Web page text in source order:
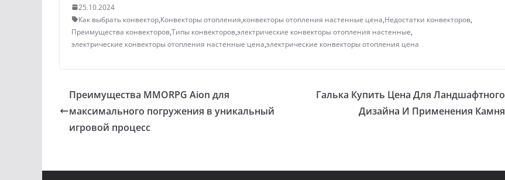
25.10.2024
Как выбрать конвектор,Конвекторы отопления,конвекторы отопления настенные цена,Недостатки конвекторов,
Преимущества конвекторов,Типы конвекторов,электрические конвекторы отопления настенные,
электрические конвекторы отопления настенные цена,электрические конвекторы отопления цена
Преимущества MMORPG Aion для
максимального погружения в уникальный
игровой процесс
Галька Купить Цена Для Ландшафтного
Дизайна И Применения Камня